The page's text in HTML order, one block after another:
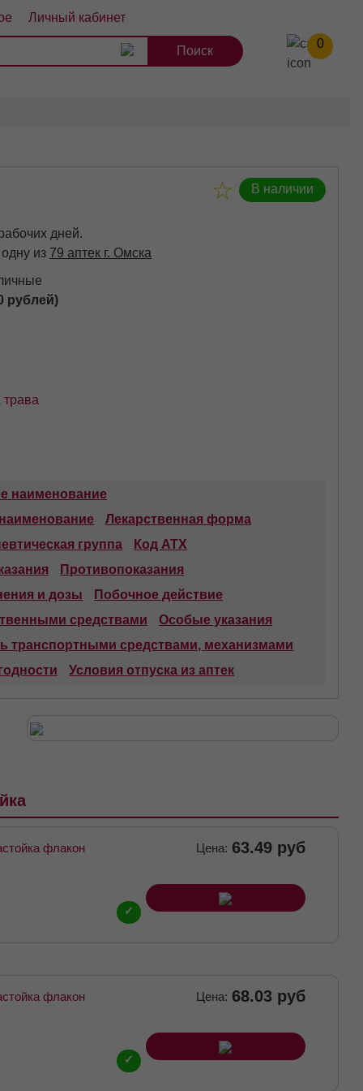
Личный кабинет
0
10
В наличии
дней.
из 79 аптек г. Омска
рублей)
наименование
Лекарственная форма
группа
Код АТХ
Противопоказания
и дозы
Побочное действие
средствами
Особые указания
транспортными средствами, механизмами
Условия отпуска из аптек
флакон Цена: 63.49 руб
✓
флакон Цена: 68.03 руб
✓